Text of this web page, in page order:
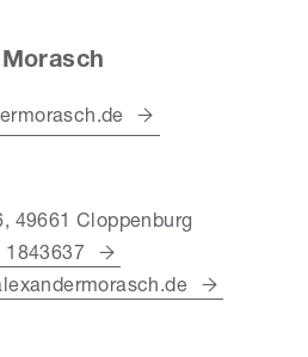
49661 Cloppenburg
1843637